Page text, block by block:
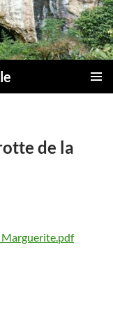
de la